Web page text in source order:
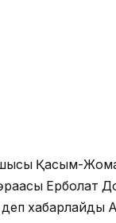
Қасым-
Ерболат
хабарлайды